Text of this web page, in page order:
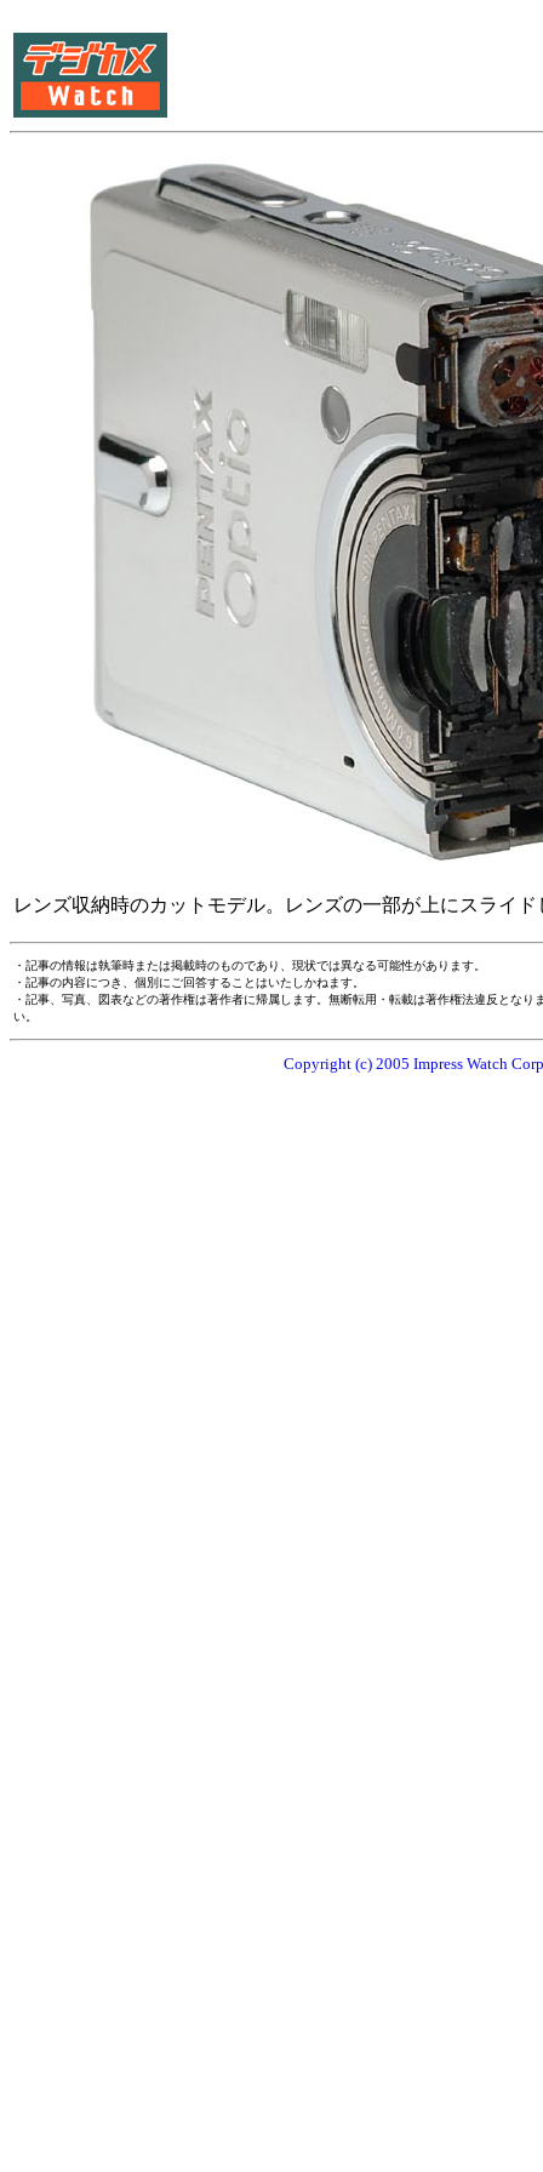
レンズ収納時のカットモデル。レンズの一部が上にスライド
・記事の情報は執筆時または掲載時のものであり、現状では異なる可能性があります。
・記事の内容につき、個別にご回答することはいたしかねます。
・記事、写真、図表などの著作権は著作者に帰属します。無断転用・転載は著作権法違反とな
い。
Copyright (c) 2005 Impress Watch